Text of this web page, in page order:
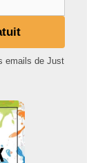
emails de Just